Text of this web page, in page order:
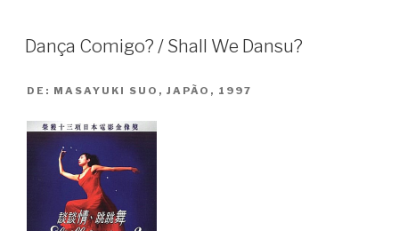
Aseman”
Dança Comigo? / Shall We Dansu?
DE: MASAYUKI SUO, JAPÃO, 1997